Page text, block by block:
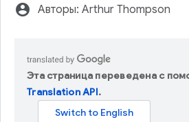
account_circle Авторы: Arthur Thompson
Эта страница переведена с
Translation API.